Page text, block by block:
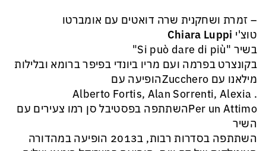
– זמרת ושחקנית שרה דואטים עם אומברטו
טוצ'י Chiara Luppi
בשיר "Si può dare di più"
בקונצרט בפרמה ועם מריו ביונדי בפיפר ברומא ובלילות
מילאנו עם Zuccheroהופיעה עם
. Alberto Fortis, Alan Sorrenti, Alexia
Per un Attimoהשתתפה בפסטיבל סן רמו צעירים עם
השיר
השתתפה בסדרות רבות, ב2013 הופיעה במהדורה